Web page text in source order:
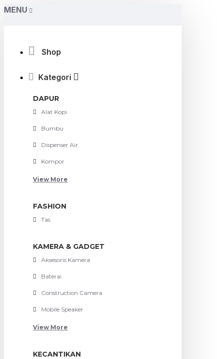
MENU
Shop
Kategori
DAPUR
Alat Kopi
Bumbu
Dispenser Air
Kompor
View More
FASHION
Tas
KAMERA & GADGET
Aksesoris Kamera
Baterai
Construction Camera
Mobile Speaker
View More
KECANTIKAN